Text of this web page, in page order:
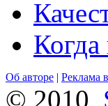
Когда
Об авторе | Реклама
© 2010,